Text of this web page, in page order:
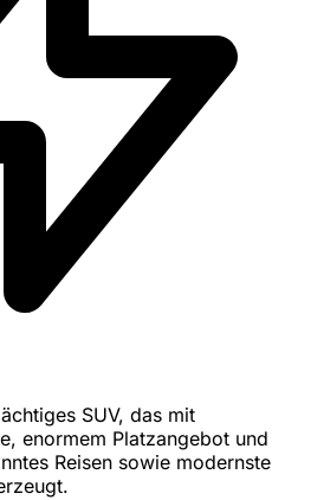
SUV, das mit
enormem Platzangebot und
Reisen sowie modernste